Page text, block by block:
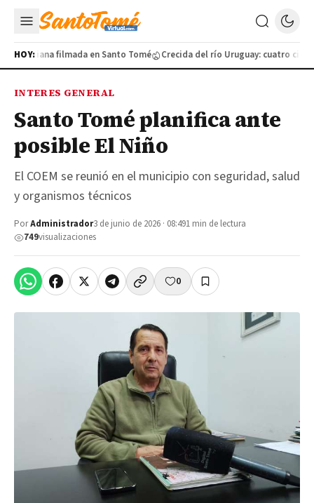
HOY:
cotidiana filmada en Santo Tomé Crecida del río Uruguay: cuatro
INTERES GENERAL
Santo Tomé planifica ante
posible El Niño
El COEM se reunió en el municipio con seguridad, salud
y organismos técnicos
PorAdministrador3 de junio de 2026 · 08:491 min de lectura
749visualizaciones
0